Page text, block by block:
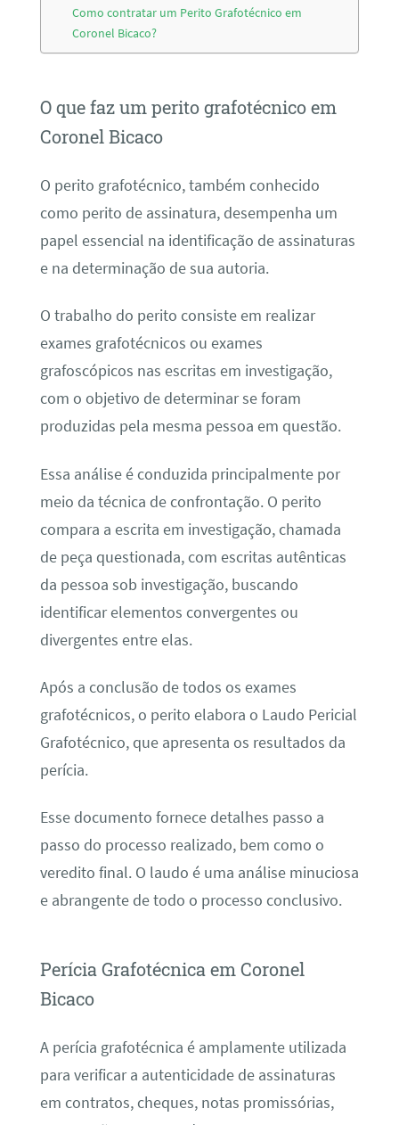
Como contratar um Perito Grafotécnico em
Coronel Bicaco?
O que faz um perito grafotécnico em
Coronel Bicaco
O perito grafotécnico, também conhecido
como perito de assinatura, desempenha um
papel essencial na identificação de assinaturas
e na determinação de sua autoria.
O trabalho do perito consiste em realizar
exames grafotécnicos ou exames
grafoscópicos nas escritas em investigação,
com o objetivo de determinar se foram
produzidas pela mesma pessoa em questão.
Essa análise é conduzida principalmente por
meio da técnica de confrontação. O perito
compara a escrita em investigação, chamada
de peça questionada, com escritas autênticas
da pessoa sob investigação, buscando
identificar elementos convergentes ou
divergentes entre elas.
Após a conclusão de todos os exames
grafotécnicos, o perito elabora o Laudo Pericial
Grafotécnico, que apresenta os resultados da
perícia.
Esse documento fornece detalhes passo a
passo do processo realizado, bem como o
veredito final. O laudo é uma análise minuciosa
e abrangente de todo o processo conclusivo.
Perícia Grafotécnica em Coronel
Bicaco
A perícia grafotécnica é amplamente utilizada
para verificar a autenticidade de assinaturas
em contratos, cheques, notas promissórias,